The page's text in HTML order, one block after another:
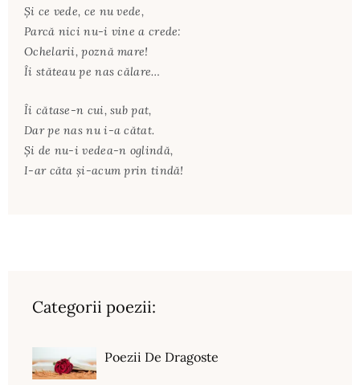
Şi ce vede, ce nu vede,
Parcă nici nu-i vine a crede:
Ochelarii, poznă mare!
Îi stăteau pe nas călare…
Îi cătase-n cui, sub pat,
Dar pe nas nu i-a cătat.
Şi de nu-i vedea-n oglindă,
I-ar căta şi-acum prin tindă!
Categorii poezii:
Poezii De Dragoste